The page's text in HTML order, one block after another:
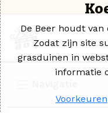
De Beer houdt
Zodat zijn site
grasduinen in
informatie
Voorkeuren